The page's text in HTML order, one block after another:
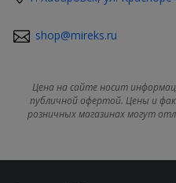
shop@mireks.ru
Цена на сайте носит
публичной офертой. Цены и
розничных магазинах могут